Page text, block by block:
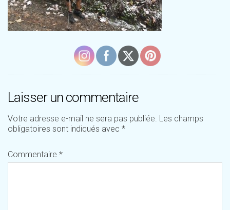
Laisser un commentaire
Votre adresse e-mail ne sera pas publiée. Les champs
obligatoires sont indiqués avec *
Commentaire *